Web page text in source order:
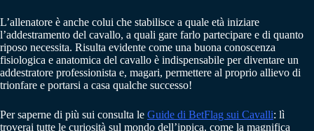
L’allenatore è anche colui che stabilisce a quale età iniziare
l’addestramento del cavallo, a quali gare farlo partecipare e di quanto
riposo necessita. Risulta evidente come una buona conoscenza
fisiologica e anatomica del cavallo è indispensabile per diventare un
addestratore professionista e, magari, permettere al proprio allievo di
trionfare e portarsi a casa qualche successo!
Per saperne di più sui consulta le Guide di BetFlag sui Cavalli: lì
troverai tutte le curiosità sul mondo dell’ippica, come la magnifica